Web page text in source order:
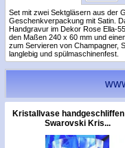
Set mit zwei Sektgläsern aus der
Geschenkverpackung mit Satin.
Handgravur im Dekor Rose Ella-
den Maßen 240 x 60 mm und
zum Servieren von Champagner,
langlebig und spülmaschinenfest.
Kristallvase
Swarovski Kris...